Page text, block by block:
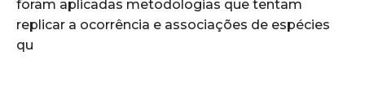
foram aplicadas metodologias que tentam
replicar a ocorrência e associações de espécies
qu